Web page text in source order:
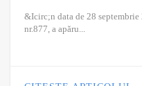
&Icirc;n data de 28
nr.877, a apăru...